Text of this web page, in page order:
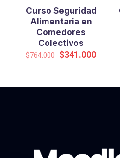
Curso Seguridad
Alimentaria en
Comedores
Colectivos
$764.000 El
$341.000El